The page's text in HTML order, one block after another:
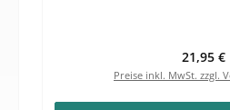
21,95 €
Preise inkl. MwSt. zzgl.